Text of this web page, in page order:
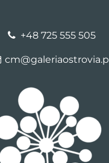
+48 725 555 505
cm@galeriaostrovia.pl